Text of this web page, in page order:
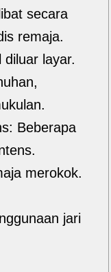
secara
remaja.
diluar layar.
Beberapa
merokok.
jari